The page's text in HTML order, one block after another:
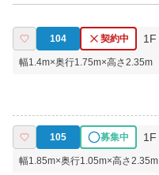
104 契約中 1F
幅1.4m×奥行1.75m×高さ2.35m
105 募集中 1F
幅1.85m×奥行1.05m×高さ2.35m